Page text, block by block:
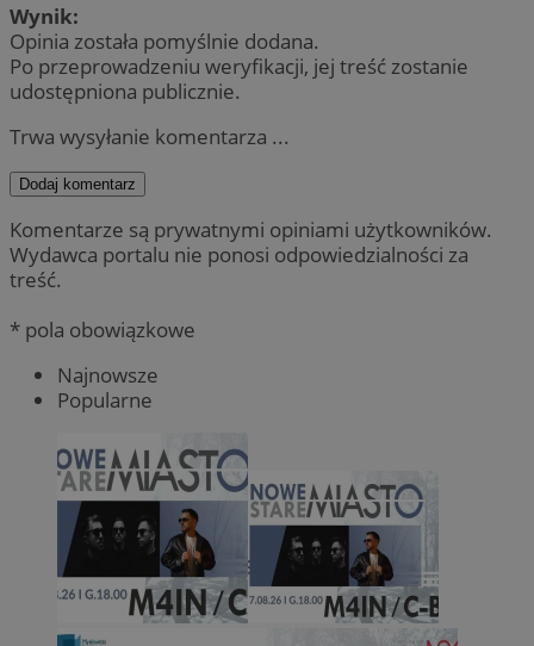
Wynik:
Opinia została pomyślnie dodana.
Po przeprowadzeniu weryfikacji, jej treść zostanie
udostępniona publicznie.
Trwa wysyłanie komentarza ...
Dodaj komentarz
Komentarze są prywatnymi opiniami użytkowników.
Wydawca portalu nie ponosi odpowiedzialności za
treść.
* pola obowiązkowe
Najnowsze
Popularne